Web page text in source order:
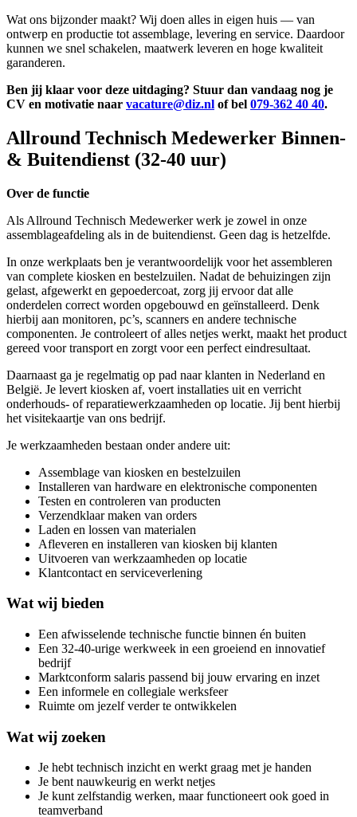
Wat ons bijzonder maakt? Wij doen alles in eigen huis — van
ontwerp en productie tot assemblage, levering en service. Daardoor
kunnen we snel schakelen, maatwerk leveren en hoge kwaliteit
garanderen.
Ben jij klaar voor deze uitdaging? Stuur dan vandaag nog je
CV en motivatie naar vacature@diz.nl of bel 079-362 40 40.
Allround Technisch Medewerker Binnen-
& Buitendienst (32-40 uur)
Over de functie
Als Allround Technisch Medewerker werk je zowel in onze
assemblageafdeling als in de buitendienst. Geen dag is hetzelfde.
In onze werkplaats ben je verantwoordelijk voor het assembleren
van complete kiosken en bestelzuilen. Nadat de behuizingen zijn
gelast, afgewerkt en gepoedercoat, zorg jij ervoor dat alle
onderdelen correct worden opgebouwd en geïnstalleerd. Denk
hierbij aan monitoren, pc’s, scanners en andere technische
componenten. Je controleert of alles netjes werkt, maakt het product
gereed voor transport en zorgt voor een perfect eindresultaat.
Daarnaast ga je regelmatig op pad naar klanten in Nederland en
België. Je levert kiosken af, voert installaties uit en verricht
onderhouds- of reparatiewerkzaamheden op locatie. Jij bent hierbij
het visitekaartje van ons bedrijf.
Je werkzaamheden bestaan onder andere uit:
Assemblage van kiosken en bestelzuilen
Installeren van hardware en elektronische componenten
Testen en controleren van producten
Verzendklaar maken van orders
Laden en lossen van materialen
Afleveren en installeren van kiosken bij klanten
Uitvoeren van werkzaamheden op locatie
Klantcontact en serviceverlening
Wat wij bieden
Een afwisselende technische functie binnen én buiten
Een 32-40-urige werkweek in een groeiend en innovatief
bedrijf
Marktconform salaris passend bij jouw ervaring en inzet
Een informele en collegiale werksfeer
Ruimte om jezelf verder te ontwikkelen
Wat wij zoeken
Je hebt technisch inzicht en werkt graag met je handen
Je bent nauwkeurig en werkt netjes
Je kunt zelfstandig werken, maar functioneert ook goed in
teamverband